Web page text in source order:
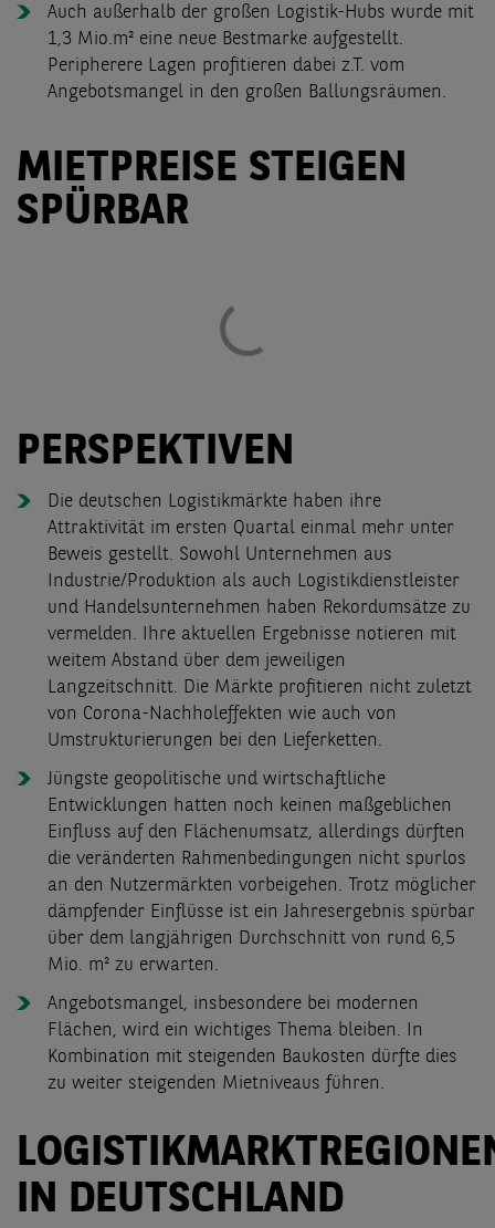
Auch außerhalb der großen Logistik-Hubs wurde mit
1,3 Mio.m² eine neue Bestmarke aufgestellt.
Peripherere Lagen profitieren dabei z.T. vom
Angebotsmangel in den großen Ballungsräumen.
MIETPREISE STEIGEN
SPÜRBAR
PERSPEKTIVEN
Die deutschen Logistikmärkte haben ihre
Attraktivität im ersten Quartal einmal mehr unter
Beweis gestellt. Sowohl Unternehmen aus
Industrie/Produktion als auch Logistikdienstleister
und Handelsunternehmen haben Rekordumsätze zu
vermelden. Ihre aktuellen Ergebnisse notieren mit
weitem Abstand über dem jeweiligen
Langzeitschnitt. Die Märkte profitieren nicht zuletzt
von Corona-Nachholeffekten wie auch von
Umstrukturierungen bei den Lieferketten.
Jüngste geopolitische und wirtschaftliche
Entwicklungen hatten noch keinen maßgeblichen
Einfluss auf den Flächenumsatz, allerdings dürften
die veränderten Rahmenbedingungen nicht spurlos
an den Nutzermärkten vorbeigehen. Trotz möglicher
dämpfender Einflüsse ist ein Jahresergebnis spürbar
über dem langjährigen Durchschnitt von rund 6,5
Mio. m² zu erwarten.
Angebotsmangel, insbesondere bei modernen
Flächen, wird ein wichtiges Thema bleiben. In
Kombination mit steigenden Baukosten dürfte dies
zu weiter steigenden Mietniveaus führen.
IN DEUTSCHLAND